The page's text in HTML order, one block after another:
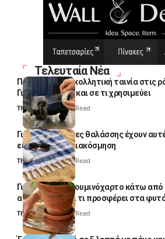
Τελευταία Νέα
Πολλοί βάζουν κολλητική ταινία στις
Γιατί το κάνουν και σε τι χρησιμεύει
Thali Ombre4 Min Read
Γιατί οι πετσέτες θαλάσσης έχουν
είναι μόνο για διακόσμηση
Thali Ombre5 Min Read
Γιατί βάζουν αλουμινόχαρτο κάτω
απλό κόλπο και τι προσφέρει στα
Thali Ombre4 Min Read